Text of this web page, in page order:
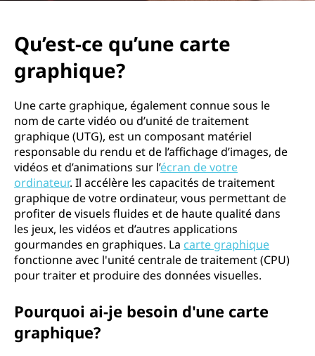
h
Qu’est-ce qu’une carte
graphique?
Une carte graphique, également connue sous le
nom de carte vidéo ou d’unité de traitement
graphique (UTG), est un composant matériel
responsable du rendu et de l’affichage d’images, de
vidéos et d’animations sur l’écran de votre
ordinateur. Il accélère les capacités de traitement
graphique de votre ordinateur, vous permettant de
profiter de visuels fluides et de haute qualité dans
les jeux, les vidéos et d’autres applications
gourmandes en graphiques. La carte graphique
fonctionne avec l'unité centrale de traitement (CPU)
pour traiter et produire des données visuelles.
Pourquoi ai-je besoin d'une carte
graphique?